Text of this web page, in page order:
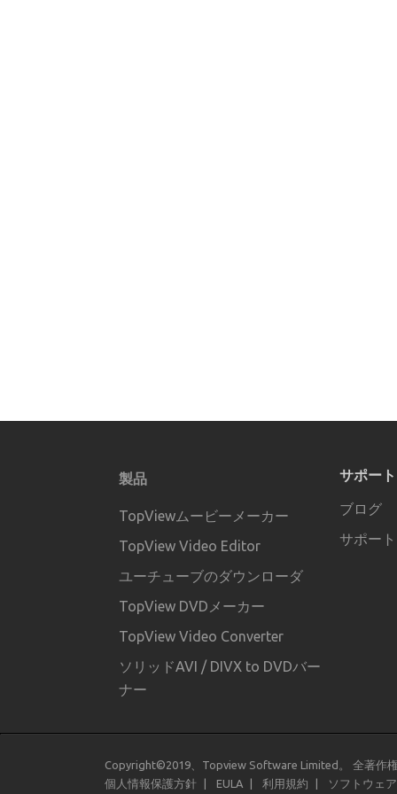
製品
TopViewムービーメーカー
TopView Video Editor
ユーチューブのダウンローダ
TopView DVDメーカー
TopView Video Converter
ソリッドAVI / DIVX to DVDバー
ナー
サポート
ブログ
サポー
Copyright©2019、Topview Software Limited。 全著作
個人情報保護方針
EULA 利用規約 ソフトウェ